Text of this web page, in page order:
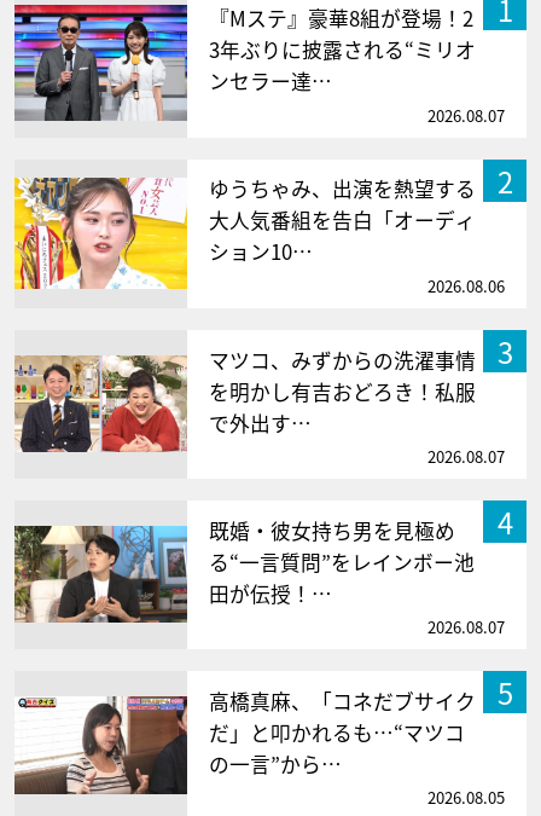
1
『Mステ』豪華8組が登場！2
3年ぶりに披露される“ミリオ
ンセラー達…
2026.08.07
2
ゆうちゃみ、出演を熱望する
大人気番組を告白「オーディ
ション10…
2026.08.06
3
マツコ、みずからの洗濯事情
を明かし有吉おどろき！私服
で外出す…
2026.08.07
4
既婚・彼女持ち男を見極め
る“一言質問”をレインボー池
田が伝授！…
2026.08.07
5
高橋真麻、「コネだブサイク
だ」と叩かれるも…“マツコ
の一言”から…
2026.08.05